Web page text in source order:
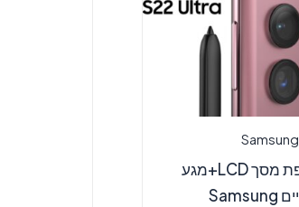
Samsung
החלפת מסך LCD+מגע
מקוריים Samsung